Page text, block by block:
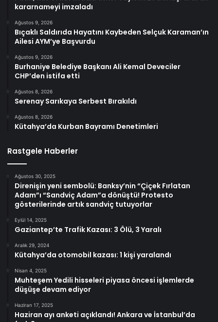
kararnameyi imzaladı
Ağustos 9, 2026
Bıçaklı Saldırıda Hayatını Kaybeden Selçuk Karaman’ın
Ailesi AYM’ye Başvurdu
Ağustos 9, 2026
Burhaniye Belediye Başkanı Ali Kemal Deveciler
CHP’den istifa etti
Ağustos 8, 2026
Serenay Sarıkaya Serbest Bırakıldı
Ağustos 8, 2026
Kütahya’da Kurban Bayramı Denetimleri
Rastgele Haberler
Ağustos 30, 2025
Direnişin yeni sembolü: Banksy’nin “Çiçek Fırlatan
Adam”ı “Sandviç Adam”a dönüştü! Protesto
gösterilerinde artık sandviç tutuyorlar
Eylül 14, 2025
Gaziantep’te Trafik Kazası: 3 Ölü, 3 Yaralı
Aralık 29, 2024
Kütahya’da otomobil kazası: 1 kişi yaralandı
Nisan 4, 2025
Muhteşem Yedili hisseleri piyasa öncesi işlemlerde
düşüşe devam ediyor
Haziran 17, 2025
Haziran ayı anketi açıklandı! Ankara ve İstanbul’da